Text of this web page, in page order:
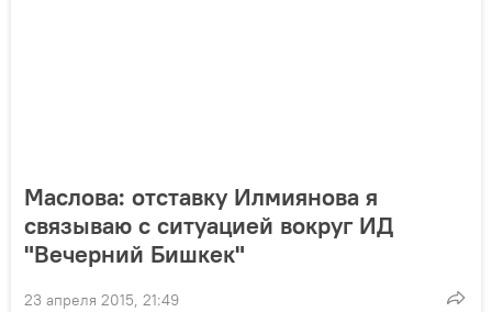
Маслова: отставку Илмиянова я
связываю с ситуацией вокруг ИД
"Вечерний Бишкек"
23 апреля 2015, 21:49